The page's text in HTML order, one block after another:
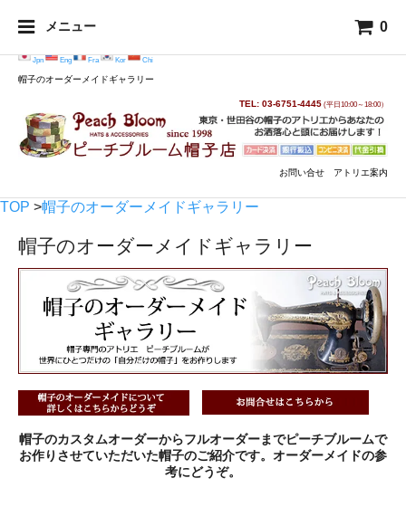
メニュー 0
Jpn Eng Fra Kor Chi
帽子のオーダーメイドギャラリー
TEL: 03-6751-4445 (平日10:00～18:00）
お問い合せ アトリエ案内
TOP >帽子のオーダーメイドギャラリー
帽子のオーダーメイドギャラリー
帽子のカスタムオーダーからフルオーダーまでピーチブルームで
お作りさせていただいた帽子のご紹介です。オーダーメイドの参
考にどうぞ。